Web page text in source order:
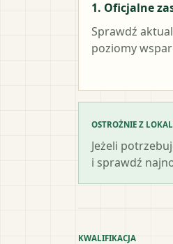
1. Oficjalne
Sprawdź
poziomy
OSTROŻNIE Z
Jeżeli
i sprawdź
KWALIFIKACJA